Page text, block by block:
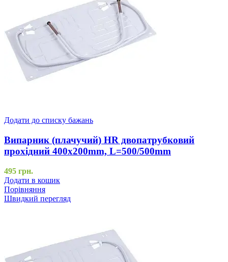
Додати до списку бажань
Випарник (плачучий) HR двопатрубковий
прохідний 400x200mm, L=500/500mm
495 грн.
Додати в кошик
Порівняння
Швидкий перегляд